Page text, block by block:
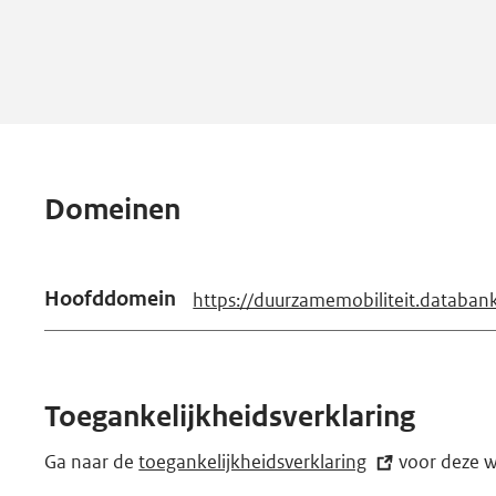
Domeinen
Hoofddomein https://
Toegankelijkheidsverklaring
Ga naar detoegankelijkheidsverklaring (externe
voor deze